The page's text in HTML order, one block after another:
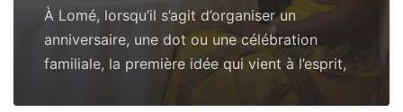
À Lomé, lorsqu’il s’agit d’organiser un
anniversaire, une dot ou une célébration
familiale, la première idée qui vient à l’esprit,